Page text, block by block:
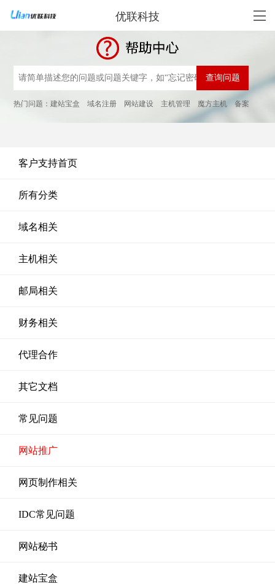
优联科技
热门问题：建站宝盒 域名注册 网站建设 主机管理 魔方主机 备案
客户支持首页
所有分类
域名相关
主机相关
邮局相关
财务相关
代理合作
其它文档
常见问题
网站推广
网页制作相关
IDC常见问题
网站秘书
建站宝盒